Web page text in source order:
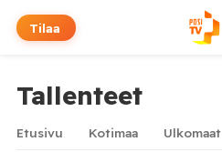
Tilaa
Tallenteet
Etusivu Kotimaa Ulkomaat